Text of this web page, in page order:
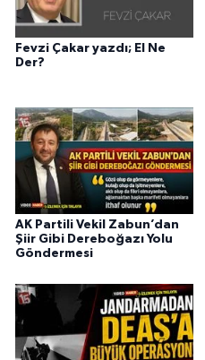
Fevzi Çakar yazdı; El Ne
Der?
AK Partili Vekil Zabun’dan
Şiir Gibi Dereboğazı Yolu
Göndermesi